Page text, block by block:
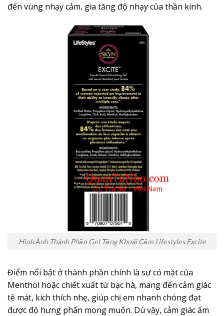
đến vùng nhạy cảm, gia tăng độ nhạy của thần kinh.
Hình Ảnh Thành Phần Gel Tăng Khoái Cảm Lifestyles Excite
Điểm nổi bật ở thành phần chính là sự có mặt của
Menthol hoặc chiết xuất từ bạc hà, mang đến cảm giác
tê mát, kích thích nhẹ, giúp chị em nhanh chóng đạt
được độ hưng phấn mong muốn. Dù vậy, cảm giác ấm